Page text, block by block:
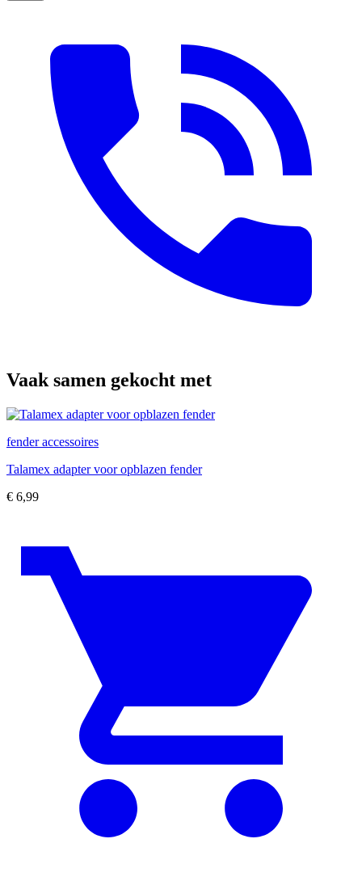
Vaak samen gekocht met
fender accessoires
Talamex adapter voor opblazen fender
€ 6,99